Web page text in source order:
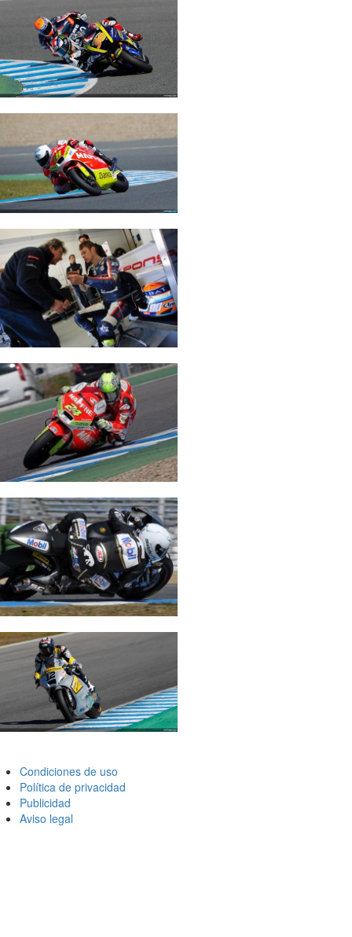
Condiciones de uso
Política de privacidad
Publicidad
Aviso legal